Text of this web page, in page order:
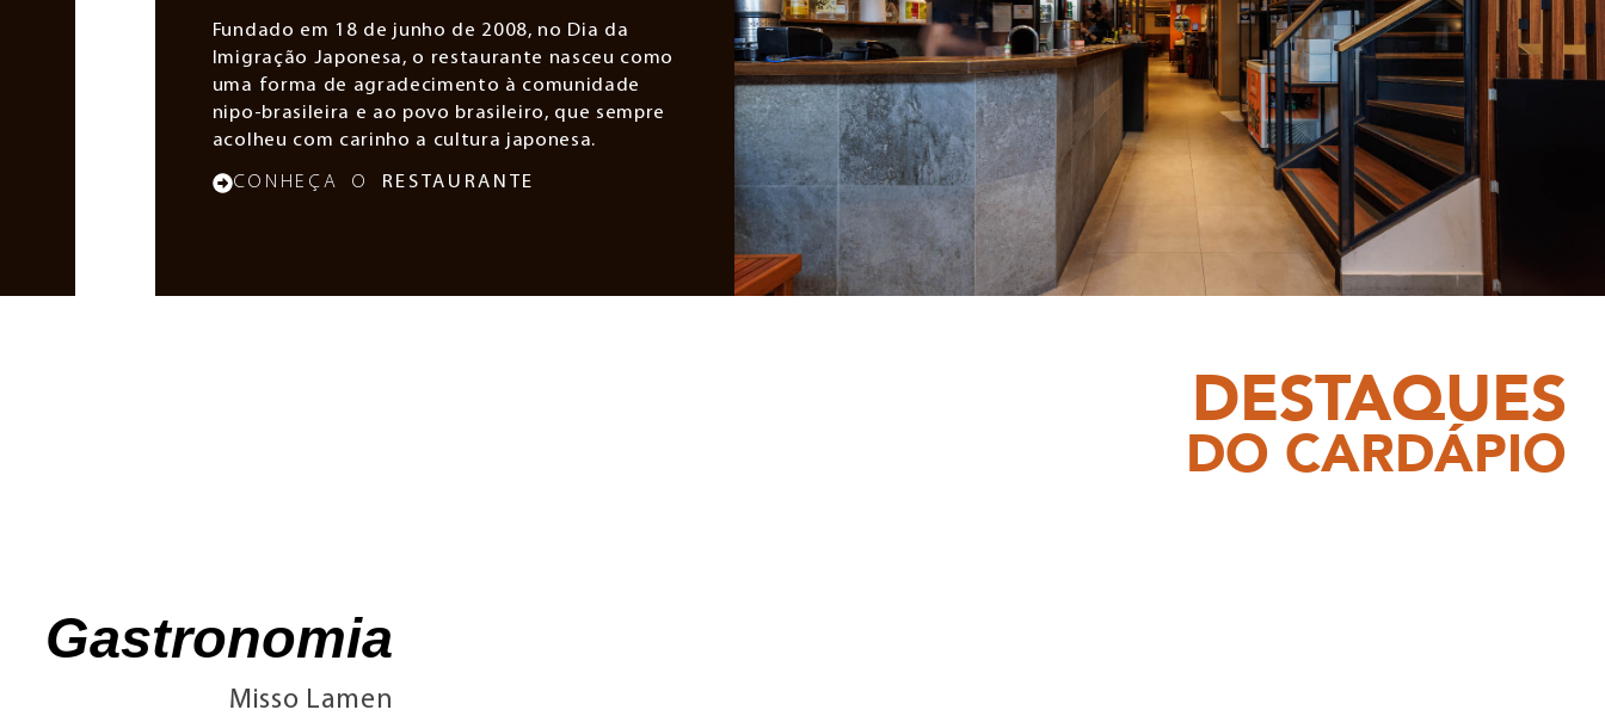
Fundado em 18 de junho de 2008, no Dia da
Imigração Japonesa, o restaurante nasceu como
uma forma de agradecimento à comunidade
nipo-brasileira e ao povo brasileiro, que sempre
acolheu com carinho a cultura japonesa.
CONHEÇA O RESTAURANTE
DESTAQUES
DO CARDÁPIO
Gastronomia
Misso Lamen